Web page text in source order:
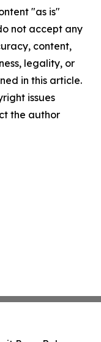
"as is"
not accept any
content,
legality, or
in this article.
issues
the author